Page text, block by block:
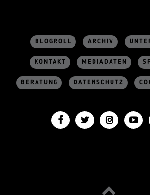
BLOGROLL ARCHIV
KONTAKT MEDIADATEN
BERATUNG DATENSCHUTZ